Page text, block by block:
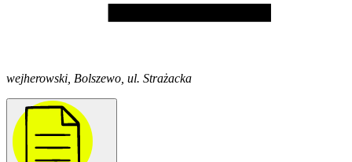
wejherowski, Bolszewo, ul. Strażacka